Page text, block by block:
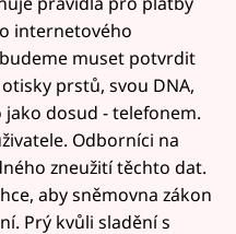
internetového
muset potvrdit
prstů, svou DNA,
dosud - telefonem.
Odborníci na
zneužití těchto dat.
aby sněmovna zákon
Prý kvůli sladění s